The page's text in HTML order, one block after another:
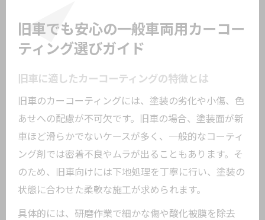
旧車でも安心の一般車両用カーコー
ティング選びガイド
旧車に適したカーコーティングの特徴とは
旧車のカーコーティングには、塗装の劣化や小傷、色
あせへの配慮が不可欠です。旧車の場合、塗装面が新
車ほど滑らかでないケースが多く、一般的なコーティ
ング剤では密着不良やムラが出ることもあります。そ
のため、旧車向けには下地処理を丁寧に行い、塗装の
状態に合わせた柔軟な施工が求められます。
具体的には、研磨作業で細かな傷や酸化被膜を除去